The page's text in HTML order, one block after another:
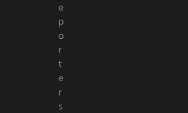
e
p
o
r
t
e
r
s